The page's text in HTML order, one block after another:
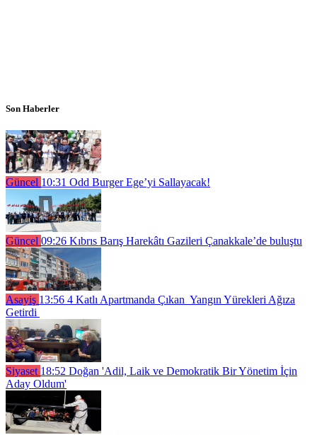
Son Haberler
Güncel 10:31 Odd Burger Ege’yi Sallayacak!
Güncel 09:26 Kıbrıs Barış Harekâtı Gazileri Çanakkale’de buluştu
Asayiş 13:56 4 Katlı Apartmanda Çıkan Yangın Yürekleri Ağıza
Getirdi
Siyaset 18:52 Doğan 'Adil, Laik ve Demokratik Bir Yönetim İçin
Aday Oldum'